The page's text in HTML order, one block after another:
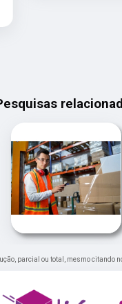
parcial ou total, mesmo